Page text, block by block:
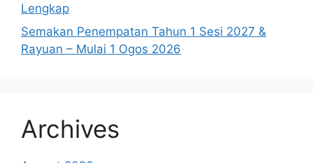
Lengkap
Semakan Penempatan Tahun 1 Sesi 2027 &
Rayuan – Mulai 1 Ogos 2026
Archives